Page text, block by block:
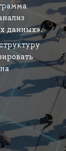
данных».